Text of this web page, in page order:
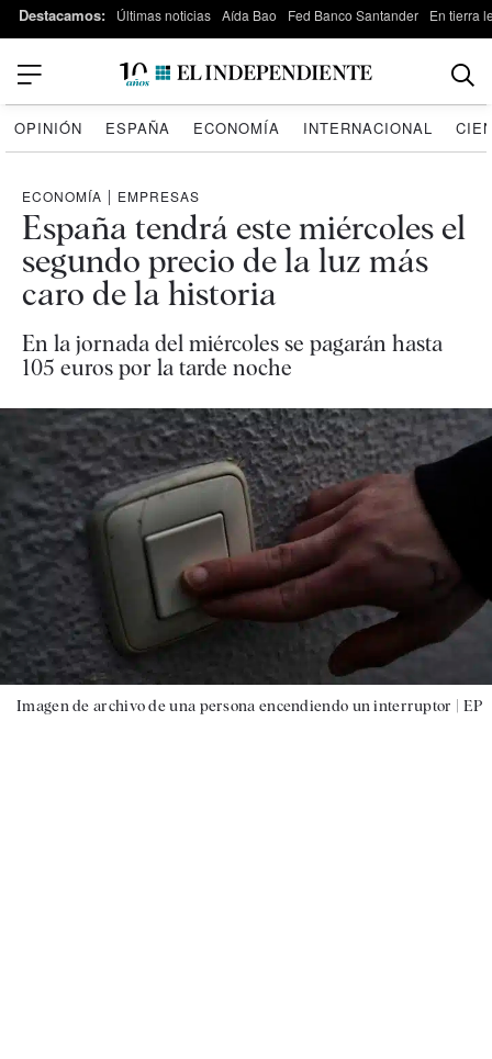
Destacamos: Últimas noticias Aída Bao Fed Banco Santander En tierra
OPINIÓN ESPAÑA ECONOMÍA INTERNACIONAL
ECONOMÍA | EMPRESAS
España tendrá este miércoles el
segundo precio de la luz más
caro de la historia
En la jornada del miércoles se pagarán hasta
105 euros por la tarde noche
Imagen de archivo de una persona encendiendo un interruptor | EP